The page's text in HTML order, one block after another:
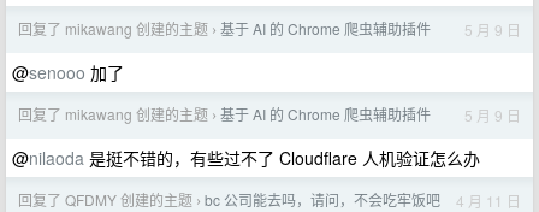
回复了 mikawang 创建的主题 › 基于 AI 的 Chrome 爬虫辅助插件 5 月 9 日
@senooo 加了
回复了 mikawang 创建的主题 › 基于 AI 的 Chrome 爬虫辅助插件 5 月 9 日
@nilaoda 是挺不错的，有些过不了 Cloudflare 人机验证怎么办
回复了 QFDMY 创建的主题 › bc 公司能去吗，请问，不会吃牢饭吧 4 月 11 日